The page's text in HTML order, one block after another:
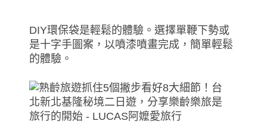
DIY環保袋是輕鬆的體驗。選擇單鞭下勢或
是十字手圖案，以噴漆噴畫完成，簡單輕鬆
的體驗。